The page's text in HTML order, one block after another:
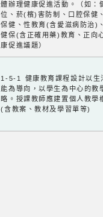
體辦理健康促進活動。（如：
位、菸(檳)害防制、口腔保健
保健、性教育(含愛滋病防治)
健保(含正確用藥)教育、正向
康促進議題）
1-5-1 健康教育課程設計以生
能為導向，以學生為中心的教
略。授課教師應建置個人教學
(含教案、教材及學習單等)